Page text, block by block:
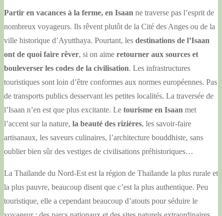
Partir en vacances à la ferme, en Isaan ne traverse pas l’esprit de
nombreux voyageurs. Ils rêvent plutôt de la Cité des Anges ou de la
ville historique d’Ayutthaya. Pourtant, les destinations de l’Isaan
ont de quoi faire rêver, si on aime retourner aux sources et
bouleverser les codes de la civilisation. Les infrastructures
touristiques sont loin d’être conformes aux normes européennes. Pas
de transports publics desservant les petites localités. La traversée de
l’Isaan n’en est que plus excitante. Le tourisme en Isaan met
l’accent sur la nature, la beauté des rizières, les savoir-faire
artisanaux, les saveurs culinaires, l’architecture bouddhiste, sans
oublier bien sûr des vestiges de civilisations préhistoriques…
La Thaïlande du Nord-Est est la région de Thaïlande la plus rurale et
la plus pauvre, beaucoup disent que c’est la plus authentique. Peu
touristique, elle a cependant beaucoup d’atouts pour séduire le